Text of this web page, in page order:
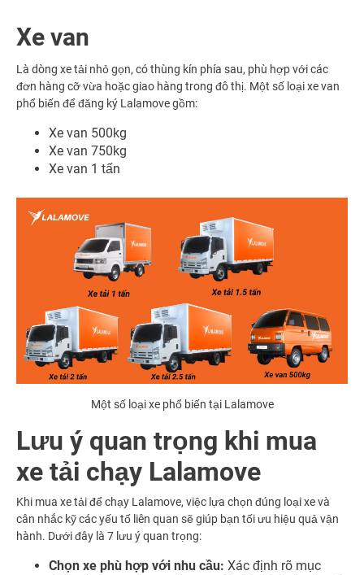
Xe van
Là dòng xe tải nhỏ gọn, có thùng kín phía sau, phù hợp với các
đơn hàng cỡ vừa hoặc giao hàng trong đô thị. Một số loại xe van
phổ biến để đăng ký Lalamove gồm:
Xe van 500kg
Xe van 750kg
Xe van 1 tấn
Một số loại xe phổ biến tại Lalamove
Lưu ý quan trọng khi mua
xe tải chạy Lalamove
Khi mua xe tải để chạy Lalamove, việc lựa chọn đúng loại xe và
cân nhắc kỹ các yếu tố liên quan sẽ giúp bạn tối ưu hiệu quả vận
hành. Dưới đây là 7 lưu ý quan trọng:
Chọn xe phù hợp với nhu cầu: Xác định rõ mục